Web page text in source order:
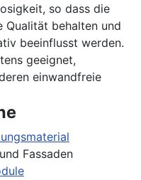
so dass die
Qualität behalten und
beeinflusst werden.
geeignet,
einwandfreie
Fassaden